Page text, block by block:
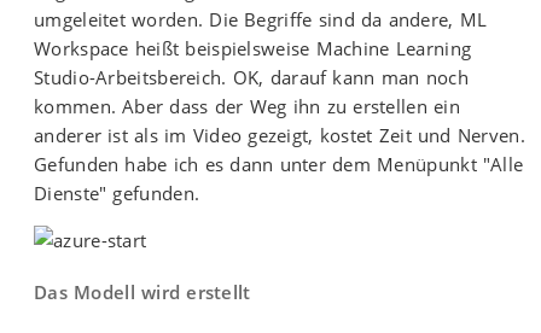
umgeleitet worden. Die Begriffe sind da andere, ML
Workspace heißt beispielsweise Machine Learning
Studio-Arbeitsbereich. OK, darauf kann man noch
kommen. Aber dass der Weg ihn zu erstellen ein
anderer ist als im Video gezeigt, kostet Zeit und Nerven.
Gefunden habe ich es dann unter dem Menüpunkt "Alle
Dienste" gefunden.
Das Modell wird erstellt